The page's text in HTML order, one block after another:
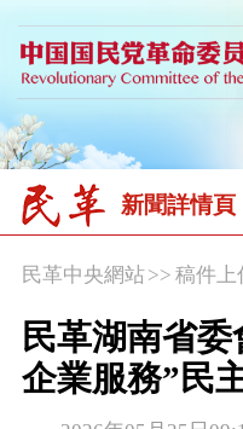
新聞詳情頁
民革中央網站>> 稿件上
民革湖南省
企業服務”民